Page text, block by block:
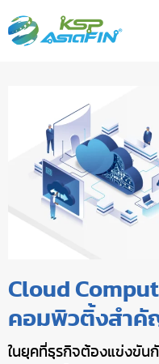
Cloud
คอมพิวติ้งสำคั
ในยุคที่ธุรกิจต้องแข่งขัน